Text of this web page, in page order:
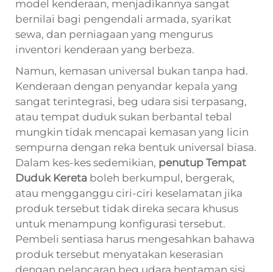
model kenderaan, menjadikannya sangat
bernilai bagi pengendali armada, syarikat
sewa, dan perniagaan yang mengurus
inventori kenderaan yang berbeza.
Namun, kemasan universal bukan tanpa had.
Kenderaan dengan penyandar kepala yang
sangat terintegrasi, beg udara sisi terpasang,
atau tempat duduk sukan berbantal tebal
mungkin tidak mencapai kemasan yang licin
sempurna dengan reka bentuk universal biasa.
Dalam kes-kes sedemikian, penutup Tempat
Duduk Kereta boleh berkumpul, bergerak,
atau mengganggu ciri-ciri keselamatan jika
produk tersebut tidak direka secara khusus
untuk menampung konfigurasi tersebut.
Pembeli sentiasa harus mengesahkan bahawa
produk tersebut menyatakan keserasian
dengan pelancaran beg udara hentaman sisi